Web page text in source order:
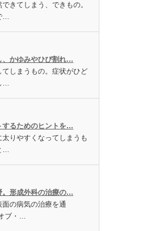
きてしまう、できもの。
…
、かゆみやひび割れ…
しまうもの。症状がひど
…
するためのヒントを…
りやすくなってしまうも
…
。形成外科の治療の…
の病気の治療を通
ブ・…